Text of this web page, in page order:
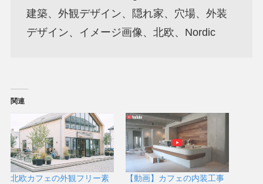
建築、外観デザイン、隠れ家、穴場、外装
デザイン、イメージ画像、北欧、Nordic
関連
北欧カフェの外観フリー素
【動画】カフェの内装工事